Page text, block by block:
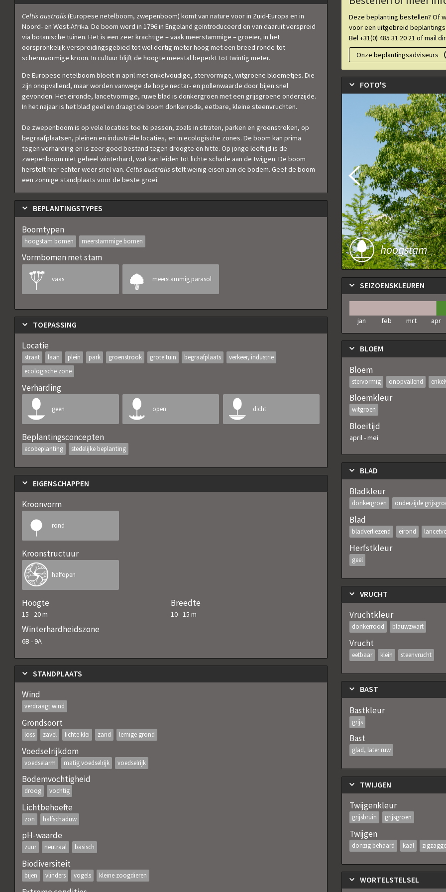
Celtis australis(Europese netelboom, zwepenboom) komt van nature voor in Zuid-Europa en in
Noord- en West-Afrika. De boom werd in 1796 in Engeland geïntroduceerd en van daaruit verspreid
via botanische tuinen. Het is een zeer krachtige – vaak meerstammige – groeier, in het
oorspronkelijk verspreidingsgebied tot wel dertig meter hoog met een breed ronde tot
schermvormige kroon. In cultuur blijft de hoogte meestal beperkt tot twintig meter.
De Europese netelboom bloeit in april met enkelvoudige, stervormige, witgroene bloemetjes. Die
zijn onopvallend, maar worden vanwege de hoge nectar- en pollenwaarde door bijen snel
gevonden. Het eironde, lancetvormige, ruwe blad is donkergroen met een grijsgroene onderzijde.
In het najaar is het blad geel en draagt de boom donkerrode, eetbare, kleine steenvruchten.
De zwepenboom is op vele locaties toe te passen, zoals in straten, parken en groenstroken, op
begraafplaatsen, pleinen en industriële locaties, en in ecologische zones. De boom kan prima
tegen verharding en is zeer goed bestand tegen droogte en hitte. Op jonge leeftijd is de
zwepenboom niet geheel winterhard, wat kan leiden tot lichte schade aan de twijgen. De boom
herstelt hier echter weer snel van.Celtis australisstelt weinig eisen aan de bodem. Geef de boom
een zonnige standplaats voor de beste groei.
BEPLANTINGSTYPES
Boomtypen
hoogstam bomen meerstammige bomen
Vormbomen met stam
vaas meerstammig parasol
TOEPASSING
Locatie
straat laan plein park groenstrook grote tuin begraafplaats
verkeer, industrie
ecologische zone
Verharding
geen open dicht
Beplantingsconcepten
ecobeplanting stedelijke beplanting
EIGENSCHAPPEN
Kroonvorm
rond
Kroonstructuur
halfopen
Hoogte
15 - 20m
Breedte
10-15 m
Winterhardheidszone
6B -9A
STANDPLAATS
Wind
verdraagt wind
Grondsoort
löss zavel lichte klei zand lemige grond
Voedselrijkdom
voedselarm matig voedselrijk voedselrijk
Bodemvochtigheid
droog vochtig
Lichtbehoefte
zon halfschaduw
pH-waarde
zuur neutraal basisch
Biodiversiteit
bijen vlinders vogels kleine zoogdieren
Deze beplanting bestellen? Of
voor een uitgebreid
Bel +31(0) 485 31 20 21 of mail
Onze beplantingsadviseurs
FOTO'S
hoogstam
SEIZOENSKLEUREN
jan feb mrt apr
BLOEM
Bloem
stervormig onopvallend
Bloemkleur
witgroen
Bloeitijd
april-mei
BLAD
Bladkleur
donkergroen onderzijde
Blad
bladverliezend eirond
Herfstkleur
geel
VRUCHT
Vruchtkleur
donkerrood blauwzwart
Vrucht
eetbaar klein steenvrucht
BAST
Bastkleur
grijs
Bast
glad, later ruw
TWIJGEN
Twijgenkleur
grijsbruin grijsgroen
Twijgen
donzig behaard kaal
WORTELSTELSEL